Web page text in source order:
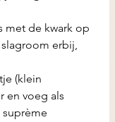
met de kwark op
erbij,
(klein
en voeg als
suprème